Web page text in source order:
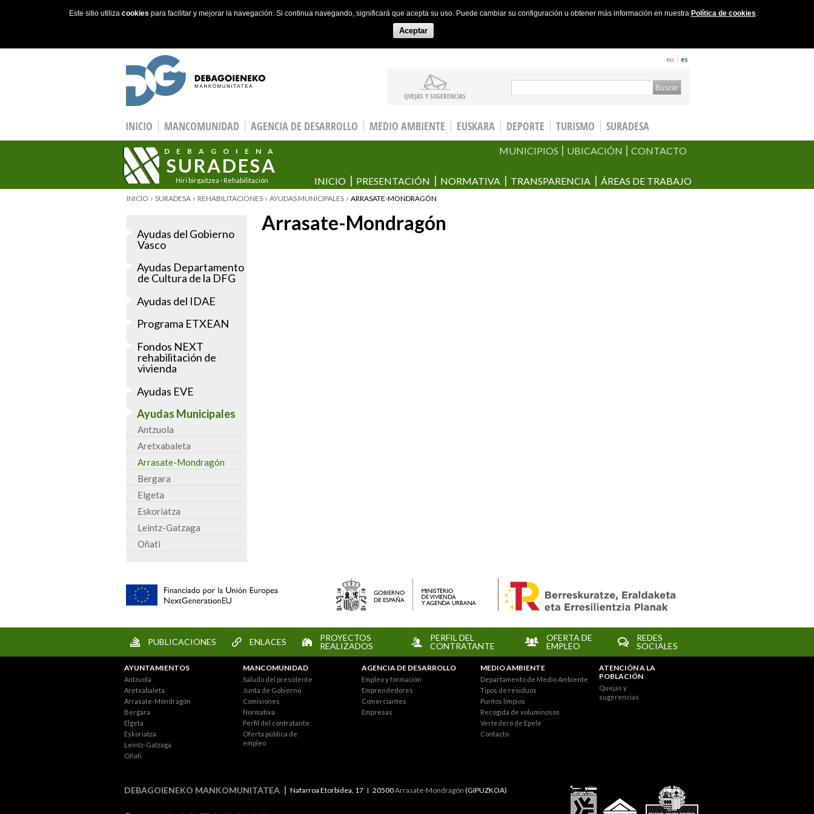
Este sitio utiliza cookies para facilitar y mejorar la navegación. Si continua navegando, significará que acepta su uso. Puede cambiar su configuración u obtener más información en nuestra Política de cookies.
Aceptar
eu es
QUEJAS Y SUGERENCIAS
Search form
INICIO MANCOMUNIDAD AGENCIA DE DESARROLLO MEDIO AMBIENTE EUSKARA DEPORTE TURISMO SURADESA
DEBAGOIENA
SURADESA
Hiri birgaitzea · Rehabilitación
MUNICIPIOS UBICACIÓN CONTACTO
INICIO PRESENTACIÓN NORMATIVA TRANSPARENCIA ÁREAS DE TRABAJO
YOU ARE HERE
INICIO SURADESA REHABILITACIONES AYUDAS MUNICIPALES ARRASATE-MONDRAGÓN
Arrasate-Mondragón
Ayudas del Gobierno
Vasco
Ayudas Departamento
de Cultura de la DFG
Ayudas del IDAE
Programa ETXEAN
Fondos NEXT
rehabilitación de
vivienda
Ayudas EVE
Ayudas Municipales
Antzuola
Aretxabaleta
Arrasate-Mondragón
Bergara
Elgeta
Eskoriatza
Leintz-Gatzaga
Oñati
PUBLICACIONES ENLACES
PROYECTOS
REALIZADOS
PERFIL DEL
CONTRATANTE
OFERTA DE
EMPLEO
REDES
SOCIALES
AYUNTAMIENTOS
Antzuola
Aretxabaleta
Arrasate-Mondragón
Bergara
Elgeta
Eskoriatza
Leintz-Gatzaga
Oñati
MANCOMUNIDAD
Saludo del presidente
Junta de Gobierno
Comisiones
Normativa
Perfil del contratante
Oferta pública de
empleo
AGENCIA DE DESARROLLO
Empleo y formación
Emprendedores
Comerciantes
Empresas
MEDIO AMBIENTE
Departamento de Medio Ambiente
Tipos de residuos
Puntos limpios
Recogida de voluminosos
Vertedero de Epele
Contacto
ATENCIÓN A LA
POBLACIÓN
Quejas y
sugerencias
DEBAGOIENEKO MANKOMUNITATEA Nafarroa Etorbidea, 17 20500Arrasate-Mondragón (GIPUZKOA)